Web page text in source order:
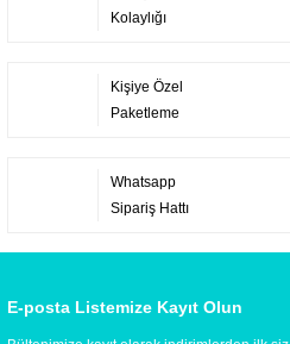
Kolaylığı
Kişiye Özel
Paketleme
Whatsapp
Sipariş Hattı
E-posta Listemize Kayıt Olun